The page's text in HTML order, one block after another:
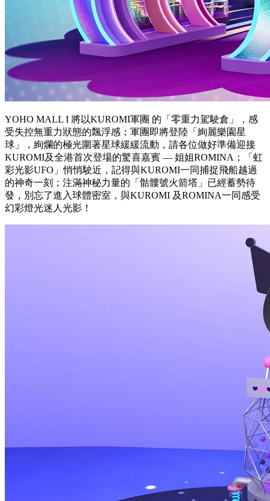
YOHO MALL I 將以KUROMI軍團 的「零重力駕駛倉」，感
受失控無重力狀態的飄浮感；軍團即將登陸「絢麗樂園星
球」，絢爛的極光圍著星球緩緩流動，請各位做好準備迎接
KUROMI及全港首次登場的驚喜嘉賓 — 姐姐ROMINA；「虹
彩光影UFO」悄悄駛近，記得與KUROMI一同捕捉飛船越過
的神奇一刻；注滿神秘力量的「骷髏號火箭塔」已經蓄勢待
發，別忘了進入球體密室，與KUROMI 及ROMINA一同感受
幻彩燈光迷人光影！